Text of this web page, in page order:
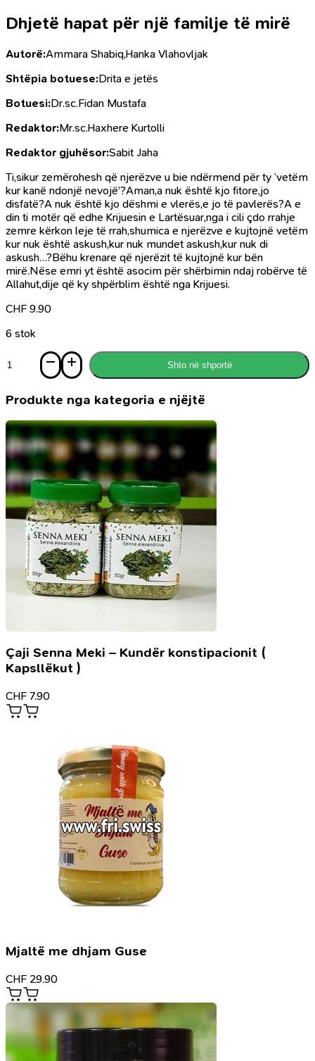
Dhjetë hapat për një familje të mirë
Autorë:Ammara Shabiq,Hanka Vlahovljak
Shtëpia botuese:Drita e jetës
Botuesi:Dr.sc.Fidan Mustafa
Redaktor:Mr.sc.Haxhere Kurtolli
Redaktor gjuhësor:Sabit Jaha
Ti,sikur zemërohesh që njerëzve u bie ndërmend për ty ‘vetëm
kur kanë ndonjë nevojë’?Aman,a nuk është kjo fitore,jo
disfatë?A nuk është kjo dëshmi e vlerës,e jo të pavlerës?A e
din ti motër që edhe Krijuesin e Lartësuar,nga i cili çdo rrahje
zemre kërkon leje të rrah,shumica e njerëzve e kujtojnë vetëm
kur nuk është askush,kur nuk mundet askush,kur nuk di
askush…?Bëhu krenare që njerëzit të kujtojnë kur bën
mirë.Nëse emri yt është asocim për shërbimin ndaj robërve të
Allahut,dije që ky shpërblim është nga Krijuesi.
CHF 9.90
6 stok
Dhjetë
për
familje
të
mirë
Shto në shportë
Produkte nga kategoria e njëjtë
Çaji Senna Meki – Kundër konstipacionit (
Kapsllëkut )
CHF 7.90
Mjaltë me dhjam Guse
CHF 29.90